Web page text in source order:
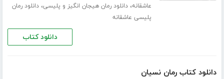
عاشقانه،دانلود رمان هیجان انگیز و پلیسی،دانلود رمان
پلیسی عاشقانه
دانلود کتاب
دانلود کتاب رمان نسیان